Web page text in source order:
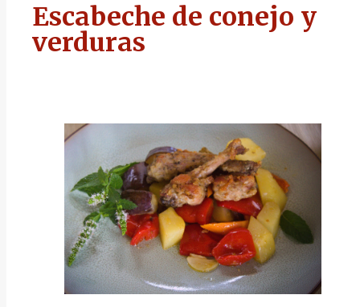
Escabeche de conejo y
verduras